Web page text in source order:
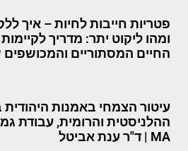
פטריות חייבות לחיות – איך
ומהו ליקוט יתר: מדריך
החיים המסתוריים
עיטור הצמחי באמנות
ההלניסטית והרומית, עבודת
MA | ד"ר ענת אביטל